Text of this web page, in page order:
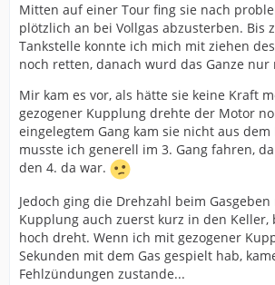
Mitten auf einer Tour fing sie nach
plötzlich an bei Vollgas abzusterben. Bis
Tankstelle konnte ich mich mit ziehen
noch retten, danach wurd das Ganze nur
Mir kam es vor, als hätte sie keine Kraft
gezogener Kupplung drehte der Motor
eingelegtem Gang kam sie nicht aus dem
musste ich generell im 3. Gang fahren,
den 4. da war.
Jedoch ging die Drehzahl beim
Kupplung auch zuerst kurz in den Keller,
hoch dreht. Wenn ich mit gezogener
Sekunden mit dem Gas gespielt hab,
Fehlzündungen zustande...